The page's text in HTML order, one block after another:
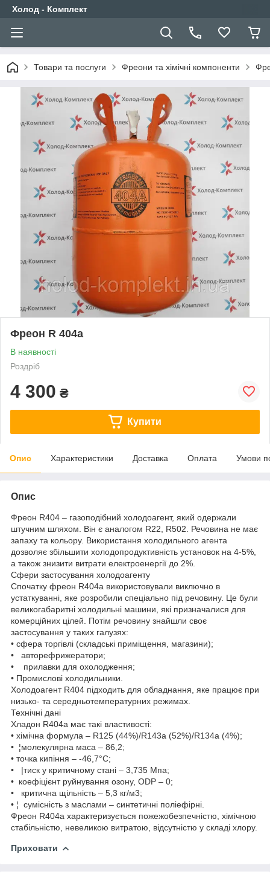
Холод - Комплект
Товари та послуги Фреони та хімічні компоненти
Фреон R 404a
В наявності
Роздріб
4 300 ₴
Купити
Опис Характеристики Доставка Оплата Умови
Опис
Фреон R404 – газоподібний холодоагент, який одержали
штучним шляхом. Він є аналогом R22, R502. Речовина не має
запаху та кольору. Використання холодильного агента
дозволяє збільшити холодопродуктивність установок на 4-5%,
а також знизити витрати електроенергії до 2%.
Сфери застосування холодоагенту
Спочатку фреон R404а використовували виключно в
устаткуванні, яке розробили спеціально під речовину. Це були
великогабаритні холодильні машини, які призначалися для
комерційних цілей. Потім речовину знайшли своє
застосування у таких галузях:
• сфера торгівлі (складські приміщення, магазини);
• авторефрижератори;
• прилавки для охолодження;
• Промислові холодильники.
Холодоагент R404 підходить для обладнання, яке працює при
низько- та середньотемпературних режимах.
Технічні дані
Хладон R404а має такі властивості:
• хімічна формула – R125 (44%)/R143а (52%)/R134a (4%);
• ¦молекулярна маса – 86,2;
• точка кипіння – -46,7°C;
• |тиск у критичному стані – 3,735 Мпа;
• коефіцієнт руйнування озону, ODP – 0;
• критична щільність – 5,3 кг/м3;
• ¦ сумісність з маслами – синтетичні поліефірні.
Фреон R404а характеризується пожежобезпечністю, хімічною
стабільністю, невеликою витратою, відсутністю у складі хлору.
Приховати